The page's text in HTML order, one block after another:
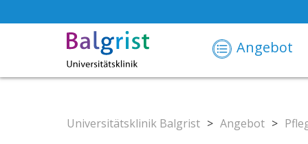
Angebot
Universitätsklinik Balgrist > Angebot >